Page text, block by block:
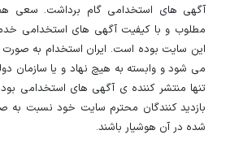
آگهی های استخدامی گام برداشت. سعی
مطلوب و با کیفیت آگهی های استخدامی
این سایت بوده است. ایران استخدام به
می شود و وابسته به هیچ نهاد و یا سازمان
تنها منتشر کننده ی آگهی های استخدامی
بازدید کنندگان محترم سایت خود نسبت به
شده در آن هوشیار باشند.